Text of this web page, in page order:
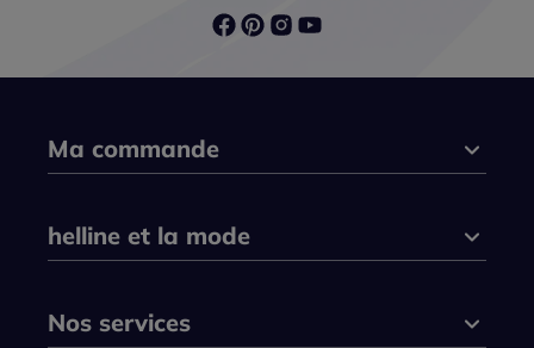
Ma commande
helline et la mode
Nos services